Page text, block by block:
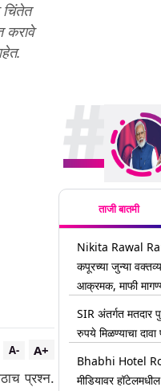
करावे
A+
A-
प्रश्न.
ताजी बातमी
Nikita Rawal
कपूरच्या जुन्या
आक्रमक, माफी
SIR अंतर्गत मतदार
रुपये मिळण्याचा
Bhabhi Hotel
मीडियावर